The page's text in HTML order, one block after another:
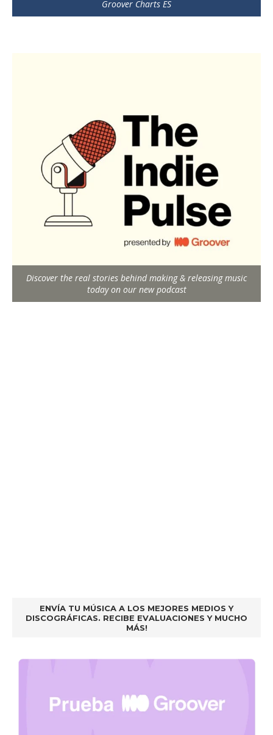
Groover Charts ES
Discover the real stories behind making & releasing music
today on our new podcast
ENVÍA TU MÚSICA A LOS MEJORES MEDIOS Y
DISCOGRÁFICAS. RECIBE EVALUACIONES Y MUCHO
MÁS!